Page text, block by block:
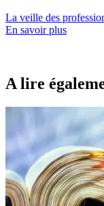
La veille des
En savoir plus
A lire